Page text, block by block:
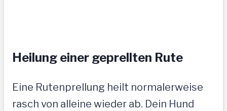
Heilung einer geprellten Rute
Eine Rutenprellung heilt normalerweise
rasch von alleine wieder ab. Dein Hund